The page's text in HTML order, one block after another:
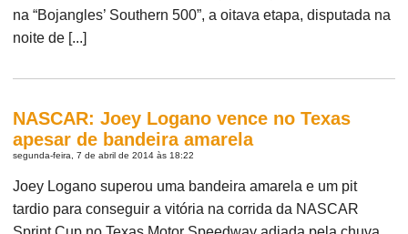
na “Bojangles’ Southern 500”, a oitava etapa, disputada na
noite de [...]
NASCAR: Joey Logano vence no Texas
apesar de bandeira amarela
segunda-feira, 7 de abril de 2014 às 18:22
Joey Logano superou uma bandeira amarela e um pit
tardio para conseguir a vitória na corrida da NASCAR